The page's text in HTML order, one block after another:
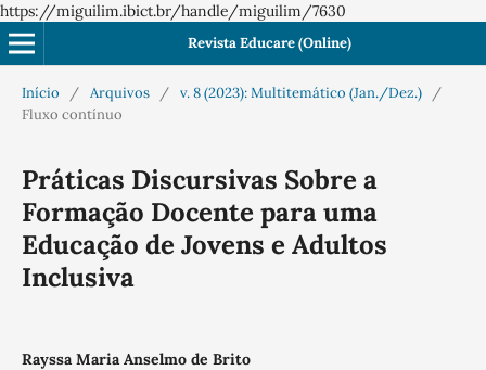
https://miguilim.ibict.br/handle/miguilim/7630
Revista Educare (Online)
Início / Arquivos / v. 8 (2023): Multitemático (Jan./Dez.)
/
Fluxo contínuo
Práticas Discursivas Sobre a
Formação Docente para uma
Educação de Jovens e Adultos
Inclusiva
Rayssa Maria Anselmo de Brito